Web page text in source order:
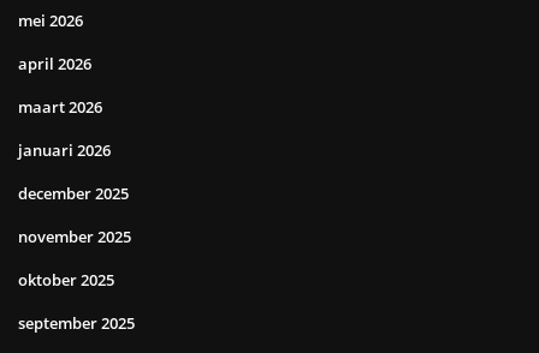
mei 2026
april 2026
maart 2026
januari 2026
december 2025
november 2025
oktober 2025
september 2025